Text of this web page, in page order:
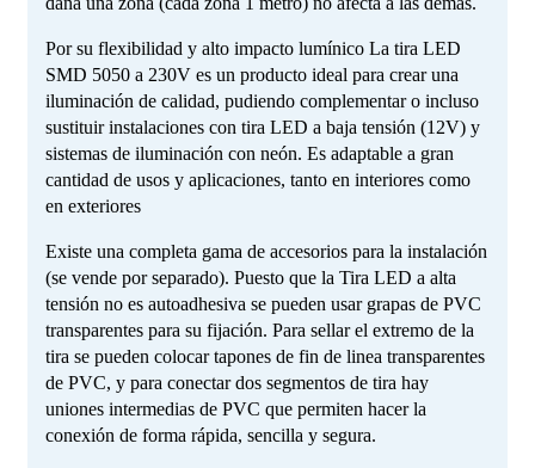
Por su flexibilidad y alto impacto lumínico La tira LED
SMD 5050 a 230V es un producto ideal para crear una
iluminación de calidad, pudiendo complementar o incluso
sustituir instalaciones con tira LED a baja tensión (12V) y
sistemas de iluminación con neón. Es adaptable a gran
cantidad de usos y aplicaciones, tanto en interiores como
en exteriores
Existe una completa gama de accesorios para la instalación
(se vende por separado). Puesto que la Tira LED a alta
tensión no es autoadhesiva se pueden usar grapas de PVC
transparentes para su fijación. Para sellar el extremo de la
tira se pueden colocar tapones de fin de linea transparentes
de PVC, y para conectar dos segmentos de tira hay
uniones intermedias de PVC que permiten hacer la
conexión de forma rápida, sencilla y segura.